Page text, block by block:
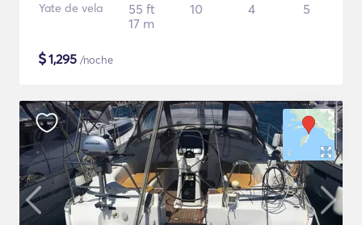
Yate de vela
55 ft
17 m
10 4 5
$1,295 /noche